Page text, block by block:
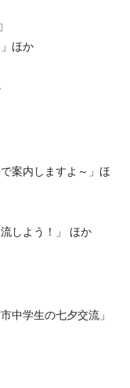
ほか
案内しますよ～」ほ
しよう！」 ほか
中学生の七夕交流」